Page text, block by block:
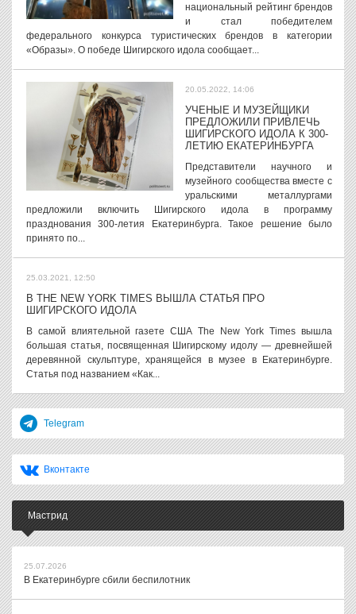
национальный рейтинг брендов
и стал победителем
федерального конкурса туристических брендов в категории
«Образы». О победе Шигирского идола сообщает...
20.05.2022, 14:06
УЧЕНЫЕ И МУЗЕЙЩИКИ
ПРЕДЛОЖИЛИ ПРИВЛЕЧЬ
ШИГИРСКОГО ИДОЛА К 300-
ЛЕТИЮ ЕКАТЕРИНБУРГА
Представители научного и
музейного сообщества вместе с
уральскими металлургами
предложили включить Шигирского идола в программу
празднования 300-летия Екатеринбурга. Такое решение было
принято по...
25.03.2021, 12:50
В THE NEW YORK TIMES ВЫШЛА СТАТЬЯ ПРО
ШИГИРСКОГО ИДОЛА
В самой влиятельной газете США The New York Times вышла
большая статья, посвященная Шигирскому идолу — древнейшей
деревянной скульптуре, хранящейся в музее в Екатеринбурге.
Статья под названием «Как...
Telegram
Вконтакте
Мастрид
25.07.2026
В Екатеринбурге сбили беспилотник